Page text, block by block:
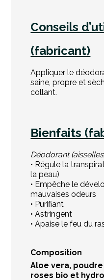
Conseils
(fabricant)
Appliquer le
saine, propre et
collant.
Bienfaits
Déodorant
• Régule la
la peau)
• Empêche le
mauvaises odeurs
• Purifiant
• Astringent
• Apaise le feu du
Composition
Aloe vera,
roses bio et